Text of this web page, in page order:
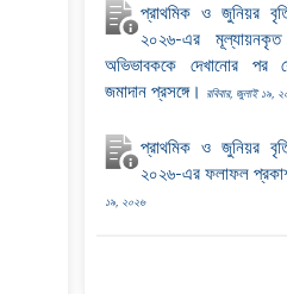
প্রাথমিক ও জুনিয়র
২০২৬-এর
অভিভাবককে দেখানোর পর
জমাদান প্রসঙ্গে।
রবিবার, জুলাই ১৯,
প্রাথমিক ও জুনিয়র
২০২৬-এর ফলাফল
১৯, ২০২৬